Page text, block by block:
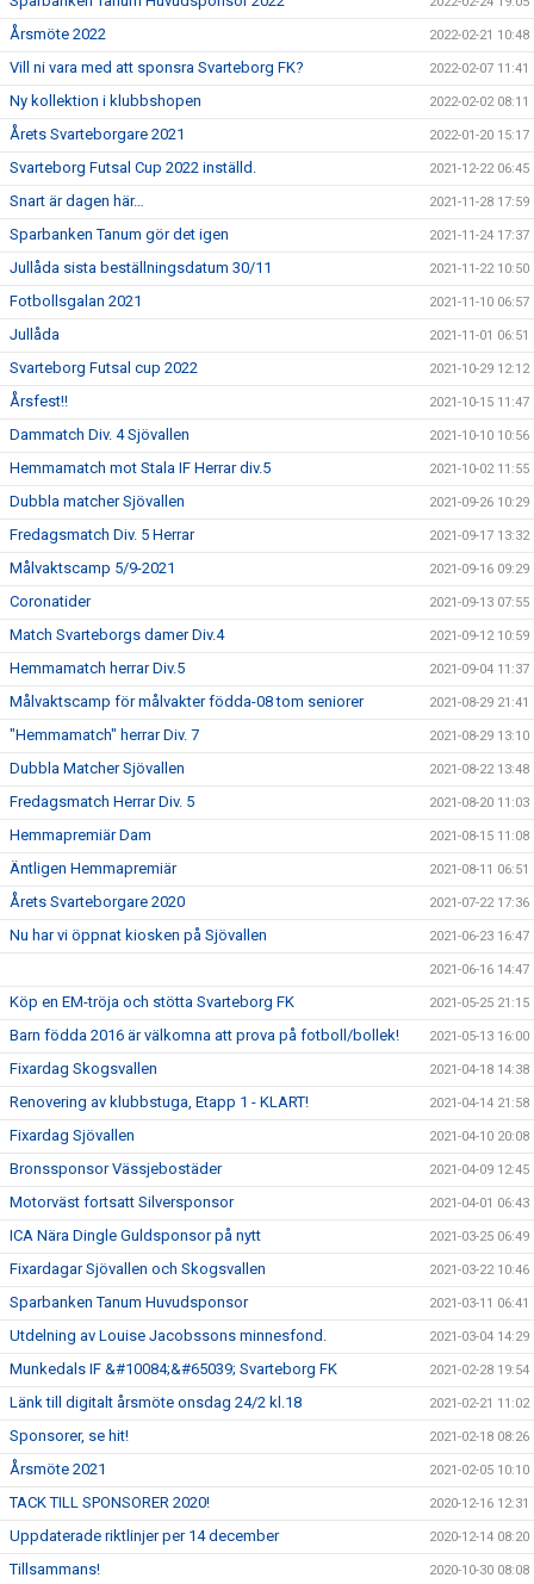
Årsmöte 2022 2022-02-21 10:48
Vill ni vara med att sponsra Svarteborg FK? 2022-02-07 11:41
Ny kollektion i klubbshopen 2022-02-02 08:11
Årets Svarteborgare 2021 2022-01-20 15:17
Svarteborg Futsal Cup 2022 inställd. 2021-12-22 06:45
Snart är dagen här… 2021-11-28 17:59
Sparbanken Tanum gör det igen 2021-11-24 17:37
Jullåda sista beställningsdatum 30/11 2021-11-22 10:50
Fotbollsgalan 2021 2021-11-10 06:57
Jullåda 2021-11-01 06:51
Svarteborg Futsal cup 2022 2021-10-29 12:12
Årsfest!! 2021-10-15 11:47
Dammatch Div. 4 Sjövallen 2021-10-10 10:56
Hemmamatch mot Stala IF Herrar div.5 2021-10-02 11:55
Dubbla matcher Sjövallen 2021-09-26 10:29
Fredagsmatch Div. 5 Herrar 2021-09-17 13:32
Målvaktscamp 5/9-2021 2021-09-16 09:29
Coronatider 2021-09-13 07:55
Match Svarteborgs damer Div.4 2021-09-12 10:59
Hemmamatch herrar Div.5 2021-09-04 11:37
Målvaktscamp för målvakter födda-08 tom seniorer 2021-08-29 21:41
"Hemmamatch" herrar Div. 7 2021-08-29 13:10
Dubbla Matcher Sjövallen 2021-08-22 13:48
Fredagsmatch Herrar Div. 5 2021-08-20 11:03
Hemmapremiär Dam 2021-08-15 11:08
Äntligen Hemmapremiär 2021-08-11 06:51
Årets Svarteborgare 2020 2021-07-22 17:36
Nu har vi öppnat kiosken på Sjövallen 2021-06-23 16:47
2021-06-16 14:47
Köp en EM-tröja och stötta Svarteborg FK 2021-05-25 21:15
Barn födda 2016 är välkomna att prova på fotboll/bollek! 2021-05-13 16:00
Fixardag Skogsvallen 2021-04-18 14:38
Renovering av klubbstuga, Etapp 1 - KLART! 2021-04-14 21:58
Fixardag Sjövallen 2021-04-10 20:08
Bronssponsor Vässjebostäder 2021-04-09 12:45
Motorväst fortsatt Silversponsor 2021-04-01 06:43
ICA Nära Dingle Guldsponsor på nytt 2021-03-25 06:49
Fixardagar Sjövallen och Skogsvallen 2021-03-22 10:46
Sparbanken Tanum Huvudsponsor 2021-03-11 06:41
Utdelning av Louise Jacobssons minnesfond. 2021-03-04 14:29
Munkedals IF &#10084;&#65039; Svarteborg FK 2021-02-28 19:54
Länk till digitalt årsmöte onsdag 24/2 kl.18 2021-02-21 11:02
Sponsorer, se hit! 2021-02-18 08:26
Årsmöte 2021 2021-02-05 10:10
TACK TILL SPONSORER 2020! 2020-12-16 12:31
Uppdaterade riktlinjer per 14 december 2020-12-14 08:20
Tillsammans! 2020-10-30 08:08